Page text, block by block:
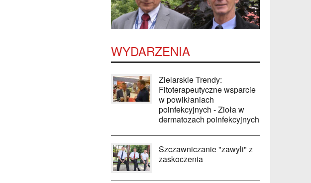
WYDARZENIA
Zielarskie Trendy:
Fitoterapeutyczne wsparcie
w powikłaniach
poinfekcyjnych - Zioła w
dermatozach poinfekcyjnych
Szczawniczanie "zawyli" z
zaskoczenia